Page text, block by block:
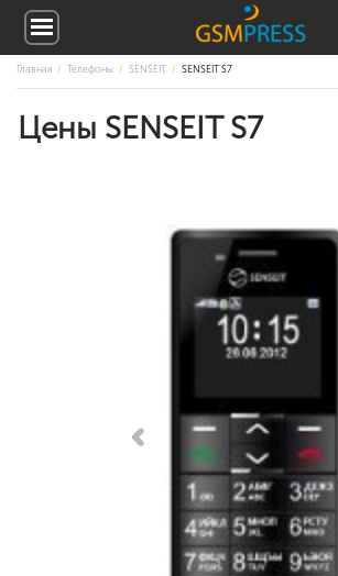
Главная Телефоны SENSEIT SENSEIT S7
Цены SENSEIT S7